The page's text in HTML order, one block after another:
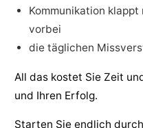
Kommunikation
vorbei
die täglichen
All das kostet Sie Zeit
und Ihren Erfolg.
Starten Sie endlich